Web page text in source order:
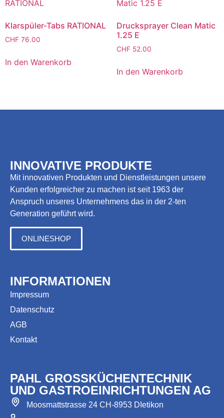
Klarspüler-Tabs RATIONAL
CHF 76.00
In den Warenkorb
Drucksprayer Clean Matic
1.25 E
CHF52.00
In den Warenkorb
INNOVATIVE PRODUKTE
Mit innovativen Produkten und Dienstleistungen unsere
Kunden erfolgreicher zu machen ist seit 1963 der
Anspruch unseres Unternehmens das in der 2-ten
Generation geführt wird.
ONLINESHOP
INFORMATIONEN
Impressum
Datenschutz
AGB
Kontakt
PAHL GROSSKÜCHENTECHNIK
UND GASTROEINRICHTUNGEN AG
Moosmattstrasse 24 CH-8953 DIetikon